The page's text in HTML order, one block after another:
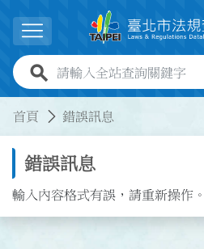
展開選單
全站查詢關鍵字欄位
首頁 錯誤訊息
錯誤訊息
輸入內容格式有誤，請重新操作。